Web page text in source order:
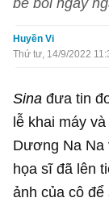
Huyền Vi
Thứ tư, 14/9/2022
Sina đưa tin
lễ khai máy
Dương Na Na
họa sĩ đã lên
ảnh của cô